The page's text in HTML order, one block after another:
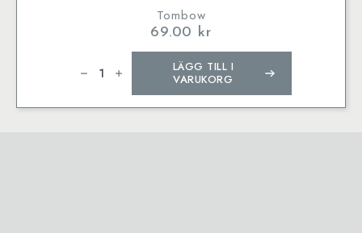
Tombow
69.00 kr
stiftpenna
Mono
0,5
LÄGG TILL I
VARUKORG